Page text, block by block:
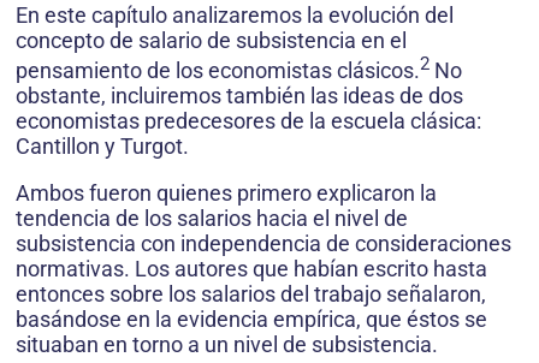
En este capítulo analizaremos la evolución del
concepto de salario de subsistencia en el
pensamiento de los economistas clásicos.2 No
obstante, incluiremos también las ideas de dos
economistas predecesores de la escuela clásica:
Cantillon y Turgot.
Ambos fueron quienes primero explicaron la
tendencia de los salarios hacia el nivel de
subsistencia con independencia de consideraciones
normativas. Los autores que habían escrito hasta
entonces sobre los salarios del trabajo señalaron,
basándose en la evidencia empírica, que éstos se
situaban en torno a un nivel de subsistencia.